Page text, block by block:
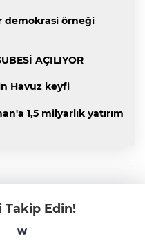
demokrasi örneği
AÇILIYOR
Havuz keyfi
1,5 milyarlık yatırım
Takip Edin!